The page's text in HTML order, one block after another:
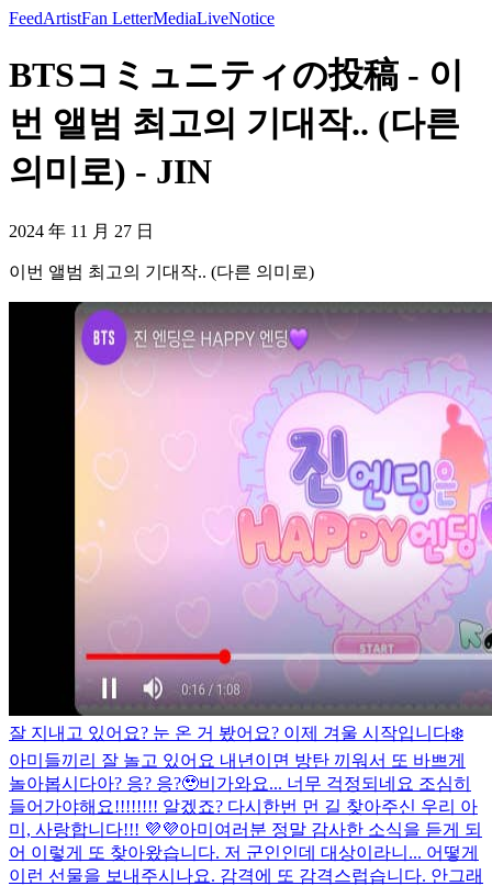
FeedArtistFan LetterMediaLiveNotice
BTSコミュニティの投稿 - 이
번 앨범 최고의 기대작.. (다른
의미로) - JIN
2024 年 11 月 27 日
이번 앨범 최고의 기대작.. (다른 의미로)
잘 지내고 있어요? 눈 온 거 봤어요? 이제 겨울 시작입니다❄️
아미들끼리 잘 놀고 있어요 내년이면 방탄 끼워서 또 바쁘게
놀아봅시다아? 응? 응?🥹비가와요... 너무 걱정되네요 조심히
들어가야해요!!!!!!!! 알겠죠? 다시한번 먼 길 찾아주신 우리 아
미, 사랑합니다!!! 💜💜아미여러분 정말 감사한 소식을 듣게 되
어 이렇게 또 찾아왔습니다. 저 군인인데 대상이라니... 어떻게
이런 선물을 보내주시나요. 감격에 또 감격스럽습니다. 안그래